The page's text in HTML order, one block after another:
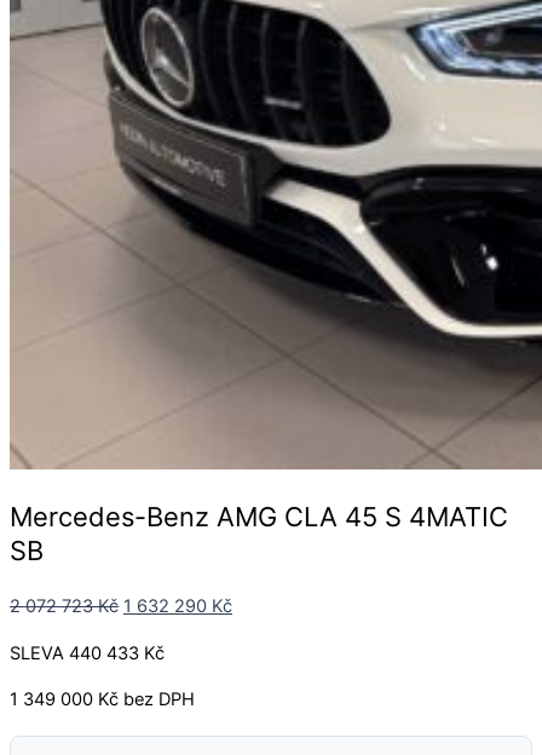
Mercedes-Benz AMG CLA 45 S 4MATIC
SB
2 072 723Kč 1 632 290 Kč
SLEVA 440 433 Kč
1 349 000 Kč bez DPH